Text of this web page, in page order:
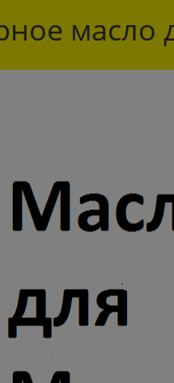
масло